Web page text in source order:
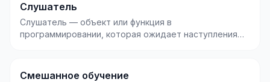
Слушатель
Слушатель — объект или функция в
программировании, которая ожидает наступления
Смешанное обучение